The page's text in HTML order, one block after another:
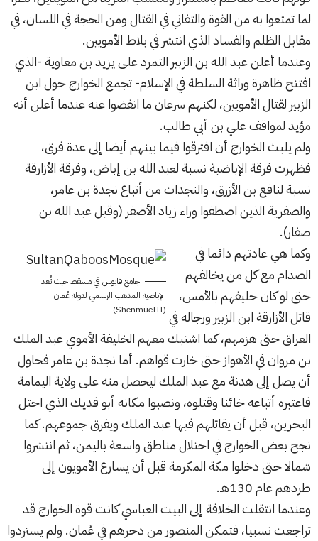
لما تمتعوا به من القوة والتفاني في القتال ومن الحجة في اللسان، في
مقابل الظلم والفساد الذي انتشر في بلاط الأمويين.
وعندما أعلن عبد الله بن الزبير التمرد على يزيد بن معاوية -الذي
افتتح ظاهرة وراثة السلطة في الإسلام- تجمع الخوارج حول ابن
الزبير لقتال الأمويين، لكنهم سرعان ما انفضوا عنه عندما أعلن أنه
مؤيد لمواقف علي بن أبي طالب.
ولم يلبث الخوارج أن افترقوا فيما بينهم أيضا إلى عدة فرق،
فظهرت فرقة الإباضية نسبة لعبد الله بن إباض، وفرقة الأزارقة
نسبة لنافع بن الأزرق، والنجدات من أتباع نجدة بن عامر،
والصفرية الذين اصطفوا وراء زياد الأصفر (وقيل عبد الله بن
صفار).
جامع قابوس في مسقط حيث تُعد
الإباضية المذهب الرسمي لدولة عُمان
(ShenmueIII)
وكما هي عادتهم دائما في
الصدام مع كل من يخالفهم
حتى لو كان حليفهم بالأمس،
قاتل الأزارقة ابن الزبير ورجاله في
العراق حتى هزمهم، كما اشتبك معهم الخليفة الأموي عبد الملك
بن مروان في الأهواز حتى خارت قواهم. أما نجدة بن عامر فحاول
أن يصل إلى هدنة مع عبد الملك ليحصل منه على ولاية اليمامة
فاعتبره أتباعه خائنا وقتلوه، ونصبوا مكانه أبو فديك الذي احتل
البحرين، قبل أن يقاتلهم فيها عبد الملك ويفرق جموعهم. كما
نجح بعض الخوارج في احتلال مناطق واسعة باليمن، ثم انتشروا
شمالا حتى دخلوا مكة المكرمة قبل أن يسارع الأمويون إلى
طردهم عام 130هـ.
وعندما انتقلت الخلافة إلى البيت العباسي كانت قوة الخوارج قد
تراجعت نسبيا، فتمكن المنصور من دحرهم في عُمان. ولم يستردوا